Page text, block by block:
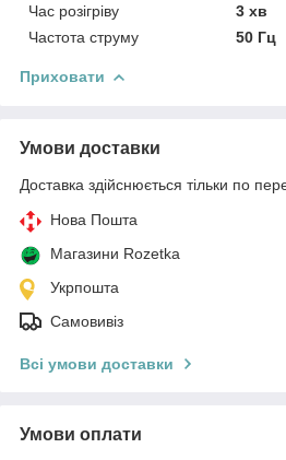
Час розігріву
3 хв
Частота струму
50 Гц
Приховати
Умови доставки
Доставка здійснюється тільки по
Нова Пошта
Магазини Rozetka
Укрпошта
Самовивіз
Всі умови доставки
Умови оплати